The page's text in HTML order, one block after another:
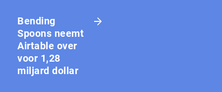
Bending
Spoons neemt
Airtable over
voor 1,28
miljard dollar